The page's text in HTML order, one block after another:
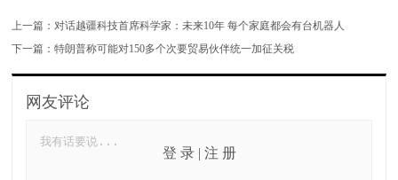
上一篇：对话越疆科技首席科学家：未来10年 每个家庭都会有台机器人
下一篇：特朗普称可能对150多个次要贸易伙伴统一加征关税
网友评论
登 录| 注 册